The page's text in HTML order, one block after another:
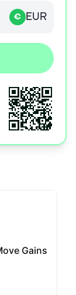
€ EUR